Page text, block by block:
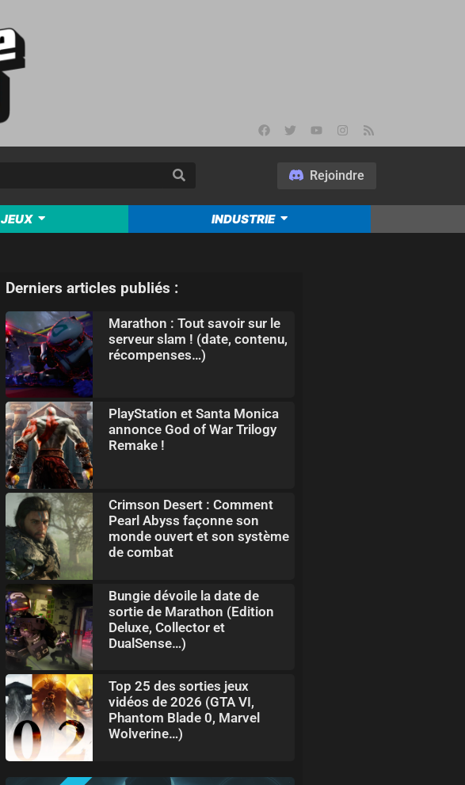
Rejoindre
JEUX INDUSTRIE
Derniers articles publiés :
Marathon : Tout savoir sur le
serveur slam ! (date, contenu,
récompenses…)
PlayStation et Santa Monica
annonce God of War Trilogy
Remake !
Crimson Desert : Comment
Pearl Abyss façonne son
monde ouvert et son système
de combat
Bungie dévoile la date de
sortie de Marathon (Edition
Deluxe, Collector et
DualSense…)
Top 25 des sorties jeux
vidéos de 2026 (GTA VI,
Phantom Blade 0, Marvel
Wolverine…)